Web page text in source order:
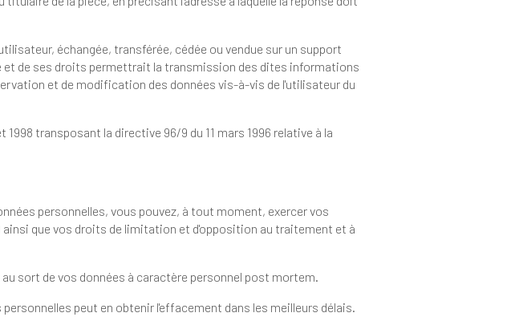
sur un support
11 mars 1996 relative à la
à tout moment, exercer vos
En outre, vous disposez légalement du droit de définir des directives relatives au sort de vos données à caractère personnel post mortem.
Par ailleurs, toute personne mineure au moment de la collecte de ses données personnelles peut en obtenir l'effacement dans les meilleurs délais.